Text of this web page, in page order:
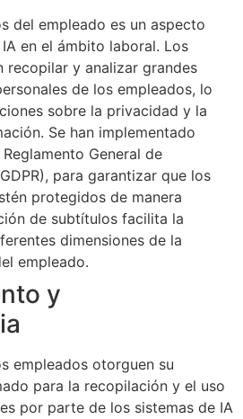
del empleado es un aspecto
en el ámbito laboral. Los
recopilar y analizar grandes
de los empleados, lo
sobre la privacidad y la
Se han implementado
General de
para garantizar que los
protegidos de manera
de subtítulos facilita la
dimensiones de la
empleado.
y
empleados otorguen su
para la recopilación y el uso
por parte de los sistemas de IA